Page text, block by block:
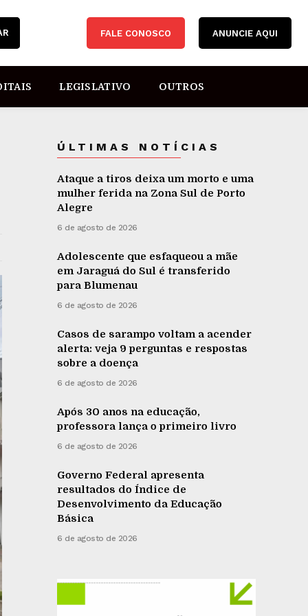
FALE CONOSCO ANUNCIE AQUI
LEGISLATIVO OUTROS
ÚLTIMAS NOTÍCIAS
Ataque a tiros deixa um morto e uma
mulher ferida na Zona Sul de Porto
Alegre
6 de agosto de 2026
Adolescente que esfaqueou a mãe
em Jaraguá do Sul é transferido
para Blumenau
6 de agosto de 2026
Casos de sarampo voltam a acender
alerta: veja 9 perguntas e respostas
sobre a doença
6 de agosto de 2026
Após 30 anos na educação,
professora lança o primeiro livro
6 de agosto de 2026
Governo Federal apresenta
resultados do Índice de
Desenvolvimento da Educação
Básica
6 de agosto de 2026